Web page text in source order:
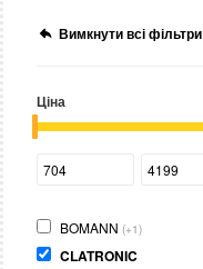
Вимкнути всі фільтри
Ціна
BOMANN (+1)
CLATRONIC